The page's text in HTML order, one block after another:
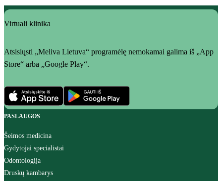
Virtuali klinika
Atsisiųsti „Meliva Lietuva“ programėlę nemokamai galima iš „App
Store“ arba „Google Play“.
PASLAUGOS
Šeimos medicina
Gydytojai specialistai
Odontologija
Druskų kambarys